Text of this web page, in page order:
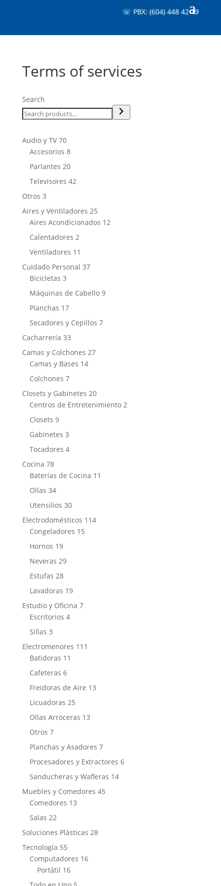
☏ PBX: (604) 448 42 19
Terms of services
Search
Audio y TV 7070
products
Accesorios 88
products
Parlantes 2020
products
Televisores 4242
Otros 33
products
Aires y Ventiladores 2525
products
Aires Acondicionados 1212
Calentadores 22
products
Ventiladores 11
products
Cuidado Personal 3737
Bicicletas 33
products
Máquinas de Cabello 99
Planchas 1717
products
Secadores y Cepillos 77
Cacharrería 3333
products
Camas y Colchones 2727
Camas y Bases 1414
Colchones 77
products
Closets y Gabinetes 2020
products
Centros de Entretenimiento 22
Closets 99
products
Gabinetes 33
products
Tocadores 44
Cocina 7878
products
Baterías de Cocina 11
Ollas 3434
products
Utensilios 3030
products
Electrodomésticos 114114
Congeladores 1515
Hornos 1919
products
Neveras 2929
Estufas 2828
products
Lavadoras 1919
products
Estudio y Oficina 77
Escritorios 44
Sillas 33
products
Electromenores 111
Batidoras 11
Cafeteras 66
products
Freidoras de Aire 1313
Licuadoras 2525
products
Ollas Arroceras 1313
Otros 77
products
Planchas y Asadores 77
products
Procesadores y Extractores 66
Sanducheras y Wafleras 1414
Muebles y Comedores 4545
Comedores 1313
Salas 2222
products
Soluciones Plásticas 2828
Tecnología 5555
products
Computadores 1616
Portátil 1616
products